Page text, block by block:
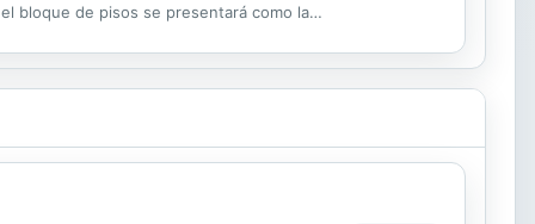
bloque de pisos se presentará como la